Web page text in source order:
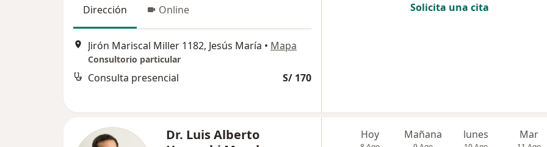
Dirección Online
Jirón Mariscal Miller 1182, Jesús María • Mapa
Consultorio particular
Consulta presencial S/ 170
Solicita una cita
Dr. Luis Alberto
Hoy Mañana lunes Mar